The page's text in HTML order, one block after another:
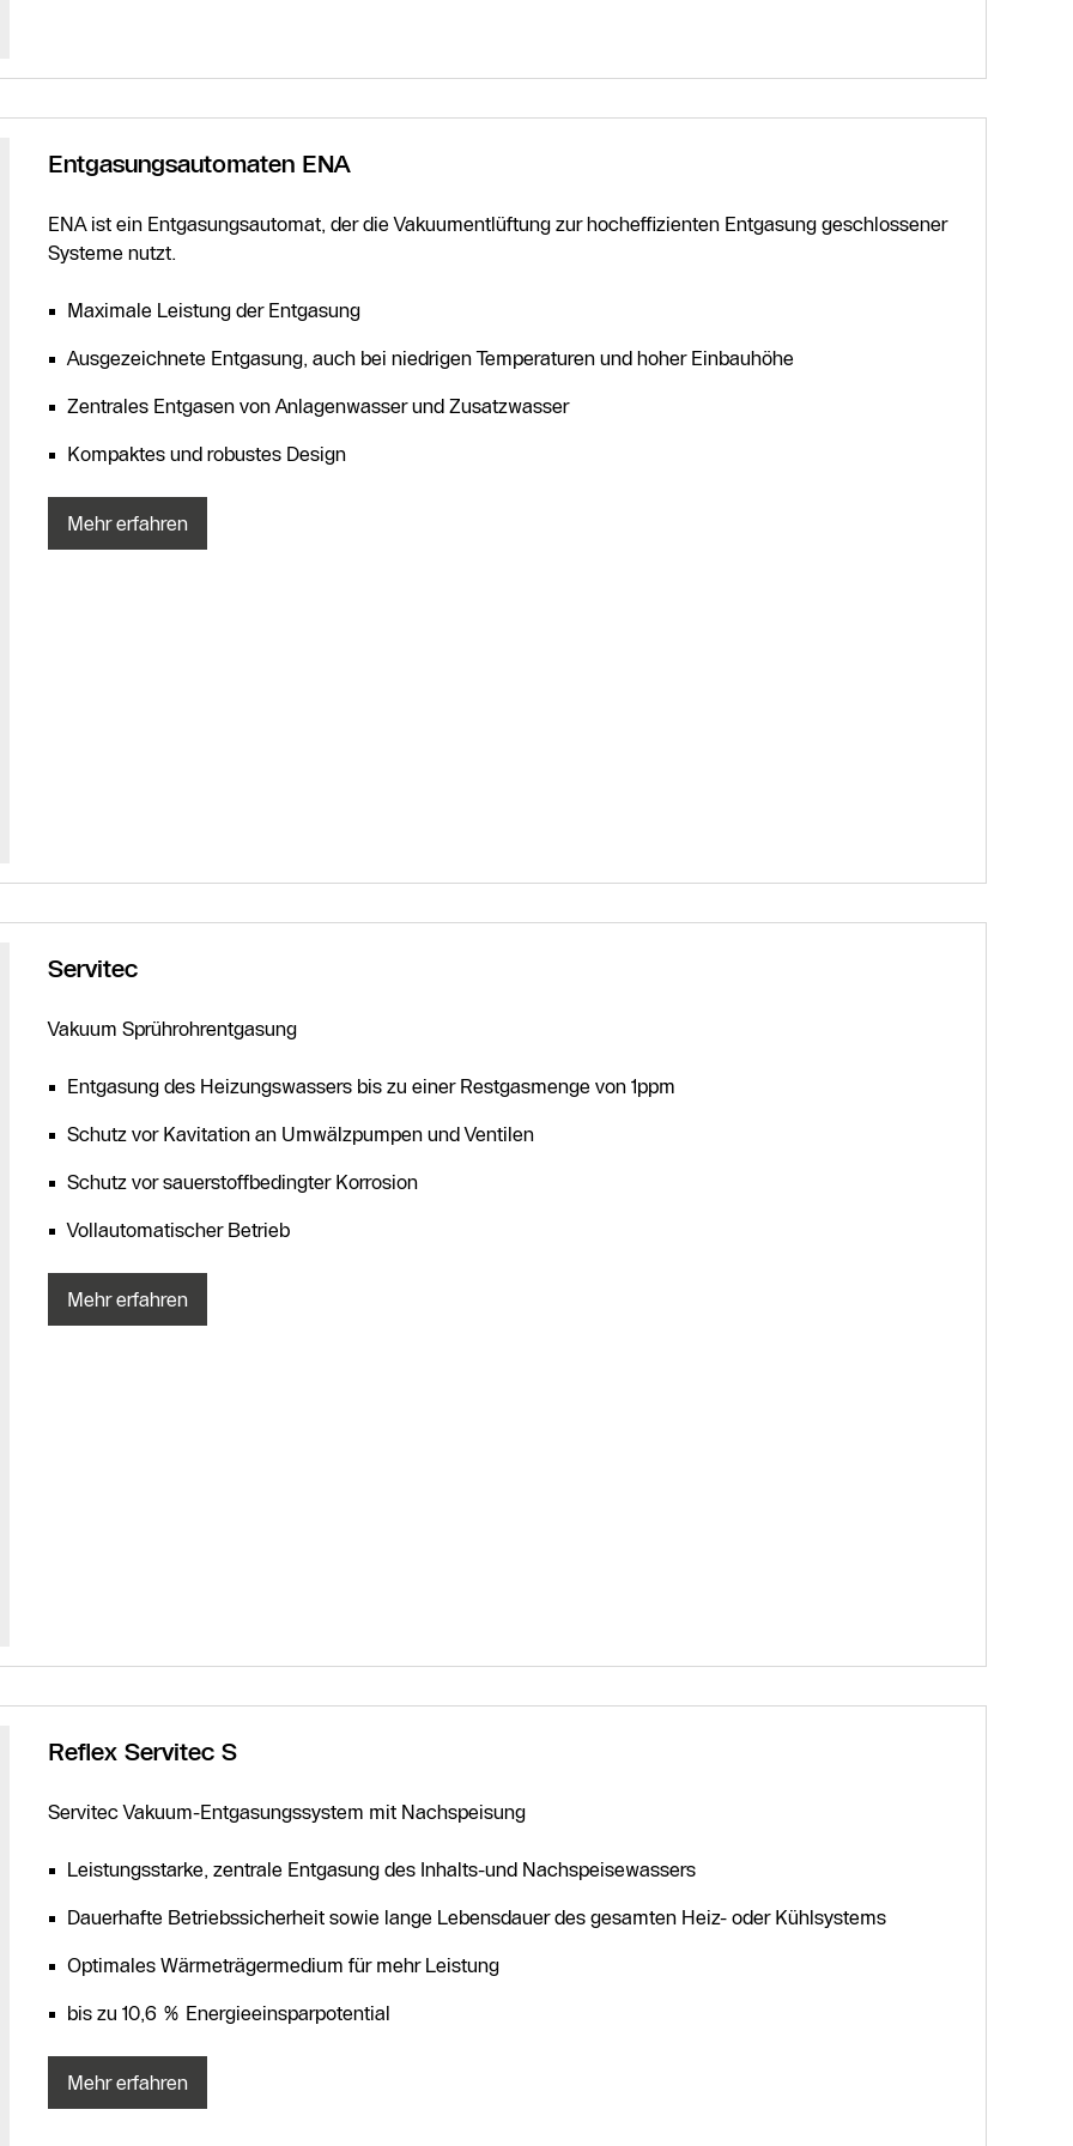
Entgasungsautomaten ENA
ENA ist ein Entgasungsautomat, der die Vakuumentlüftung zur hocheffizienten Entgasung geschlossener
Systeme nutzt.
Maximale Leistung der Entgasung
Ausgezeichnete Entgasung, auch bei niedrigen Temperaturen und hoher Einbauhöhe
Zentrales Entgasen von Anlagenwasser und Zusatzwasser
Kompaktes und robustes Design
Mehr erfahren
Servitec
Vakuum Sprührohrentgasung
Entgasung des Heizungswassers bis zu einer Restgasmenge von 1ppm
Schutz vor Kavitation an Umwälzpumpen und Ventilen
Schutz vor sauerstoffbedingter Korrosion
Vollautomatischer Betrieb
Mehr erfahren
Reflex Servitec S
Servitec Vakuum-Entgasungssystem mit Nachspeisung
Leistungsstarke, zentrale Entgasung des Inhalts-und Nachspeisewassers
Dauerhafte Betriebssicherheit sowie lange Lebensdauer des gesamten Heiz- oder Kühlsystems
Optimales Wärmeträgermedium für mehr Leistung
bis zu 10,6 % Energieeinsparpotential
Mehr erfahren